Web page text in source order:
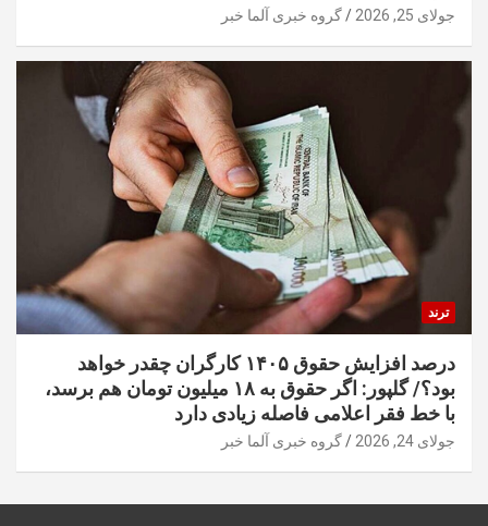
جولای 25, 2026 گروه خبری آلما خبر
ترند
درصد افزایش حقوق ۱۴۰۵ کارگران چقدر خواهد
بود؟/ گلپور: اگر حقوق به ۱۸ میلیون تومان هم برسد،
با خط فقر اعلامی فاصله زیادی دارد
جولای 24, 2026 گروه خبری آلما خبر